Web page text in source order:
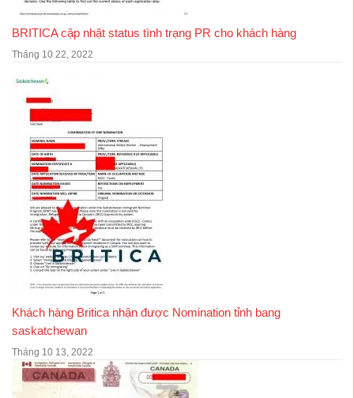
BRITICA cập nhật status tình trạng PR cho khách hàng
Tháng 10 22, 2022
Khách hàng Britica nhận được Nomination tỉnh bang
saskatchewan
Tháng 10 13, 2022